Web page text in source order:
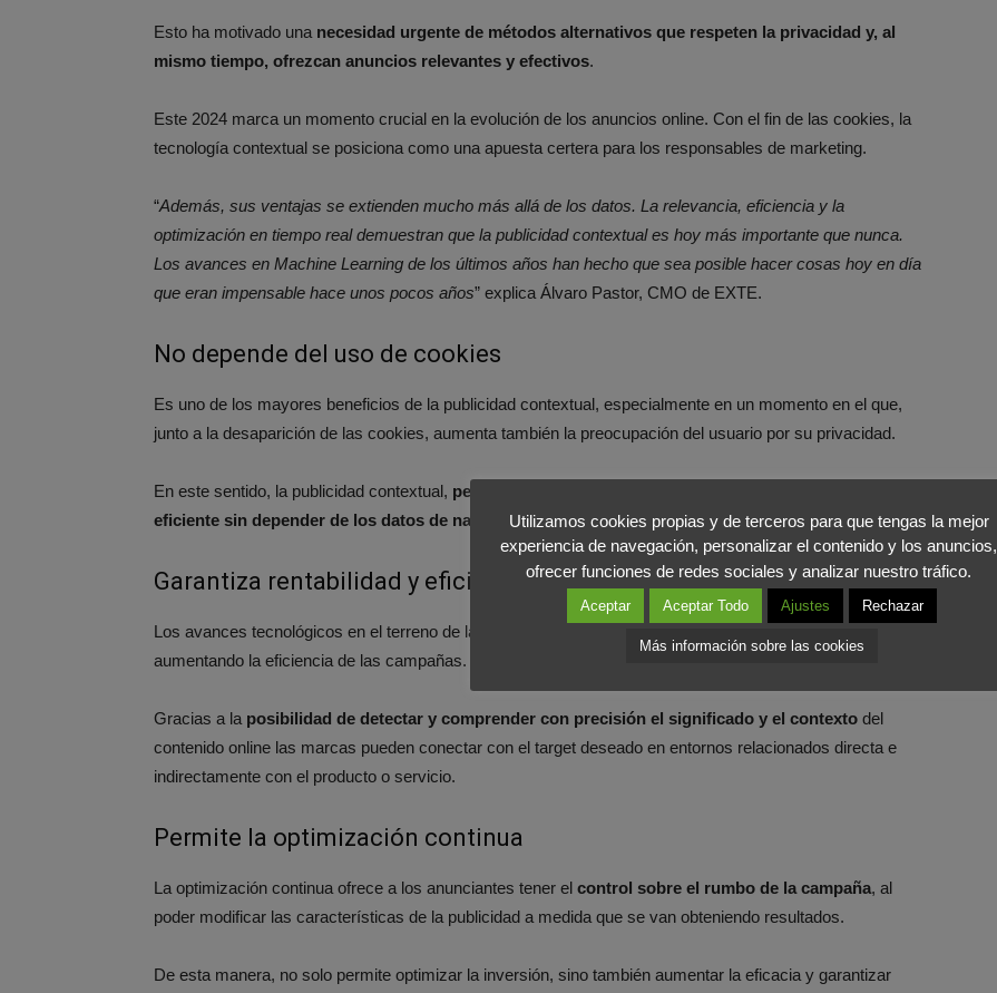
Esto ha motivado una necesidad urgente de métodos alternativos que respeten la privacidad y, al
mismo tiempo, ofrezcan anuncios relevantes y efectivos.
Este 2024 marca un momento crucial en la evolución de los anuncios online. Con el fin de las cookies, la
tecnología contextual se posiciona como una apuesta certera para los responsables de marketing.
“Además, sus ventajas se extienden mucho más allá de los datos. La relevancia, eficiencia y la
optimización en tiempo real demuestran que la publicidad contextual es hoy más importante que nunca.
Los avances en Machine Learning de los últimos años han hecho que sea posible hacer cosas hoy en día
que eran impensable hace unos pocos años” explica Álvaro Pastor, CMO de EXTE.
No depende del uso de cookies
Es uno de los mayores beneficios de la publicidad contextual, especialmente en un momento en el que,
junto a la desaparición de las cookies, aumenta también la preocupación del usuario por su privacidad.
En este sentido, la publicidad contextual, permite mantener la relevancia y segmentar de manera
eficiente sin depender de los datos de navegación o la información personal de los usuarios.
Garantiza rentabilidad y eficiencia
Los avances tecnológicos en el terreno de la segmentación contextual han permitido ir un paso más allá,
aumentando la eficiencia de las campañas.
Gracias a la posibilidad de detectar y comprender con precisión el significado y el contexto del
contenido online las marcas pueden conectar con el target deseado en entornos relacionados directa e
indirectamente con el producto o servicio.
Permite la optimización continua
La optimización continua ofrece a los anunciantes tener el control sobre el rumbo de la campaña, al
poder modificar las características de la publicidad a medida que se van obteniendo resultados.
De esta manera, no solo permite optimizar la inversión, sino también aumentar la eficacia y garantizar
Utilizamos cookies propias y de terceros para que tengas la mejor
experiencia de navegación, personalizar el contenido y los anuncios,
ofrecer funciones de redes sociales y analizar nuestro tráfico.
Aceptar Aceptar Todo Ajustes Rechazar
Más información sobre las cookies